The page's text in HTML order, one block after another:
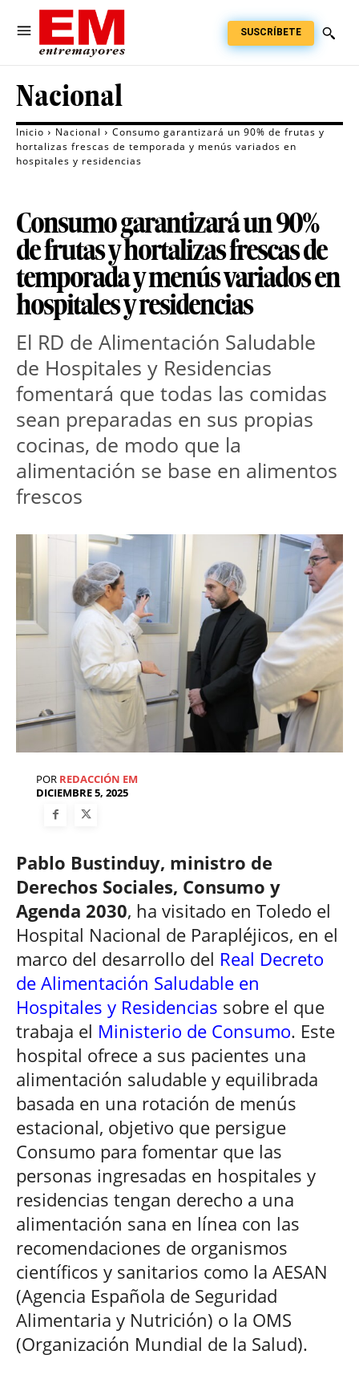
SUSCRÍBETE
Nacional
Inicio Nacional
Consumo garantizará un 90% de frutas y
hortalizas frescas de temporada y menús variados en
hospitales y residencias
Consumo garantizará un 90%
de frutas y hortalizas frescas de
temporada y menús variados en
hospitales y residencias
El RD de Alimentación Saludable
de Hospitales y Residencias
fomentará que todas las comidas
sean preparadas en sus propias
cocinas, de modo que la
alimentación se base en alimentos
frescos
POR REDACCIÓN EM
DICIEMBRE 5, 2025
Pablo Bustinduy, ministro de
Derechos Sociales, Consumo y
Agenda 2030, ha visitado en Toledo el
Hospital Nacional de Parapléjicos, en el
marco del desarrollo del Real Decreto
de Alimentación Saludable en
Hospitales y Residencias sobre el que
trabaja el Ministerio de Consumo. Este
hospital ofrece a sus pacientes una
alimentación saludable y equilibrada
basada en una rotación de menús
estacional, objetivo que persigue
Consumo para fomentar que las
personas ingresadas en hospitales y
residencias tengan derecho a una
alimentación sana en línea con las
recomendaciones de organismos
científicos y sanitarios como la AESAN
(Agencia Española de Seguridad
Alimentaria y Nutrición) o la OMS
(Organización Mundial de la Salud).